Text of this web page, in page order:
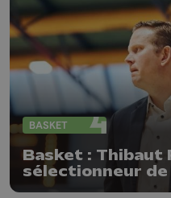
BASKET
Basket :
sélectionneur de
(messieurs)